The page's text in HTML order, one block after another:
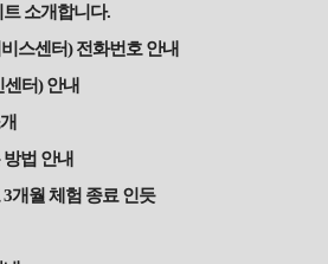
소개합니다.
스센터) 전화번호 안내
터) 안내
법 안내
개월 체험 종료 인듯